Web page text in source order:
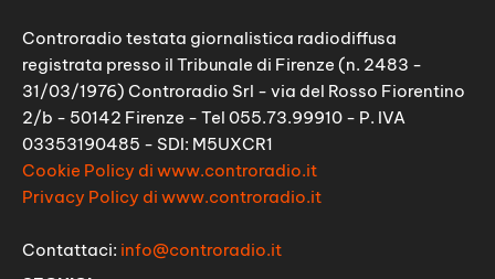
Controradio testata giornalistica radiodiffusa
registrata presso il Tribunale di Firenze (n. 2483 -
31/03/1976) Controradio Srl - via del Rosso Fiorentino
2/b - 50142 Firenze - Tel 055.73.99910 - P. IVA
03353190485 - SDI: M5UXCR1
Cookie Policy di www.controradio.it
Privacy Policy di www.controradio.it
Contattaci: info@controradio.it